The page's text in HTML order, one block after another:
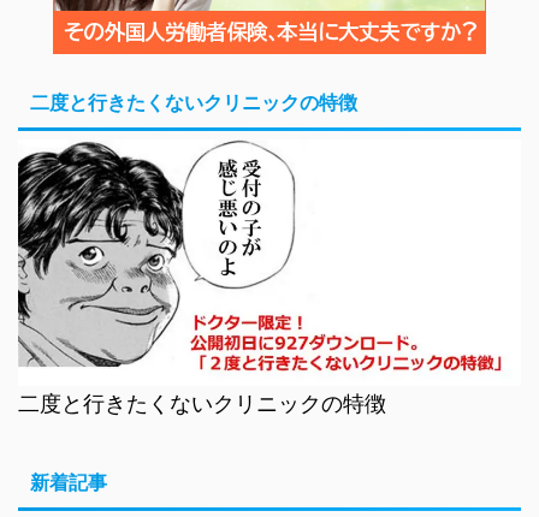
二度と行きたくないクリニックの特徴
二度と行きたくないクリニックの特徴
新着記事